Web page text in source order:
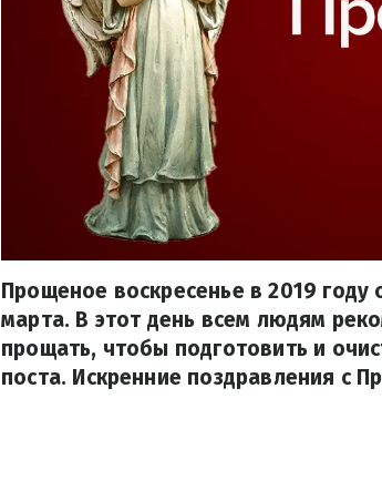
Прощеное воскресенье в 2019
марта. В этот день всем людям
прощать, чтобы подготовить и
поста. Искренние поздравления с